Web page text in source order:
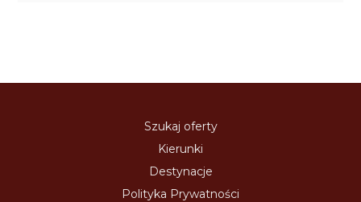
Szukaj oferty
Kierunki
Destynacje
Polityka Prywatności